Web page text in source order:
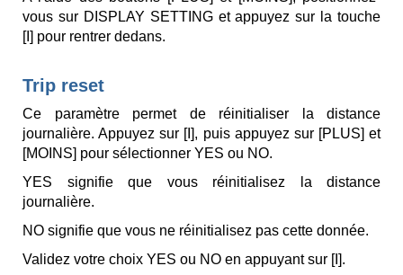
vous sur DISPLAY SETTING et appuyez sur la touche
[I] pour rentrer dedans.
Trip reset
Ce paramètre permet de réinitialiser la distance
journalière. Appuyez sur [I], puis appuyez sur [PLUS] et
[MOINS] pour sélectionner YES ou NO.
YES signifie que vous réinitialisez la distance
journalière.
NO signifie que vous ne réinitialisez pas cette donnée.
Validez votre choix YES ou NO en appuyant sur [I].